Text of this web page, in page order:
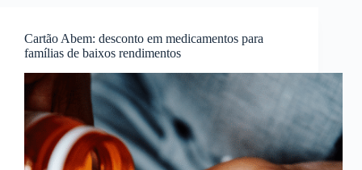
Cartão Abem: desconto em medicamentos para
famílias de baixos rendimentos